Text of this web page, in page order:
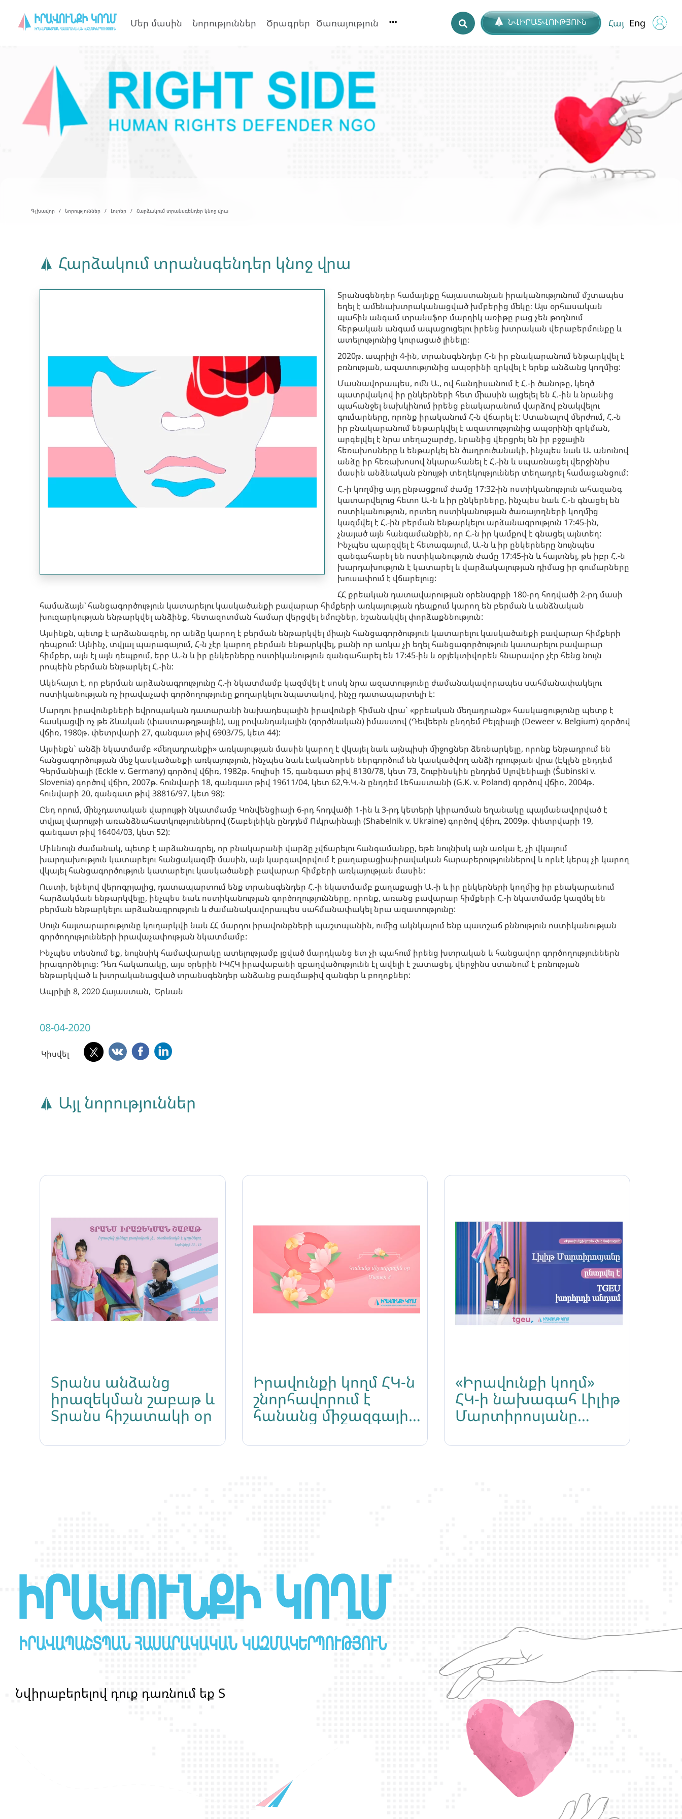
Մեր մասին Նորություններ Ծրագրեր Ծառայություն ՆՎԻՐԱՏՎՈՒԹՅՈՒՆ Հայ Eng
Գլխավոր Նորություններ Լուրեր Հարձակում տրանսգենդեր կնոջ վրա
Հարձակում տրանսգենդեր կնոջ վրա
Տրանսգենդեր համայնքը հայաստանյան իրականությունում մշտապես
եղել է ամենախտրականացված խմբերից մեկը։ Այս օրհասական
պահին անգամ տրանսֆոբ մարդիկ առիթը բաց չեն թողնում
հերթական անգամ ապացուցելու իրենց խտրական վերաբերմունքը և
ատելությունից կուրացած լինելը։
2020թ. ապրիլի 4-ին, տրանսգենդեր Հ-ն իր բնակարանում ենթարկվել է
բռնության, ազատությունից ապօրինի զրկվել է երեք անձանց կողմից:
Մասնավորապես, ոմն Ա., ով հանդիսանում է Հ.-ի ծանոթը, կեղծ
պատրվակով իր ընկերների հետ միասին այցելել են Հ.-ին և նրանից
պահանջել նախկինում իրենց բնակարանում վարձով բնակվելու
գումարները, որոնք իրականում Հ-ն վճարել է: Ստանալով մերժում, Հ.-ն
իր բնակարանում ենթարկվել է ազատությունից ապօրինի զրկման,
արգելվել է նրա տեղաշարժը, նրանից վերցրել են իր բջջային
հեռախոսները և ենթարկել են ծաղրուծանակի, ինչպես նաև Ա. անունով
անձը իր հեռախոսով նկարահանել է Հ.-ին և սպառնացել վերջինիս
մասին անձնական բնույթի տեղեկություններ տեղադրել համացանցում:
Հ.-ի կողմից այդ ընթացքում ժամը 17:32-ին ոստիկանություն ահազանգ
կատարվելուց հետո Ա.-ն և իր ընկերները, ինչպես նաև Հ.-ն գնացել են
ոստիկանություն, որտեղ ոստիկանության ծառայողների կողմից
կազմվել է Հ.-ին բերման ենթարկելու արձանագրություն 17:45-ին,
չնայած այն հանգամանքին, որ Հ.-ն իր կամքով է գնացել այնտեղ:
Ինչպես պարզվել է հետագայում, Ա.-ն և իր ընկերները նույնպես
զանգահարել են ոստիկանություն ժամը 17:45-ին և հայտնել, թե իբր Հ.-ն
խարդախություն է կատարել և վարձակալության դիմաց իր գումարները
խուսափում է վճարելուց:
ՀՀ քրեական դատավարության օրենսգրքի 180-րդ հոդվածի 2-րդ մասի
համաձայն՝ հանցագործություն կատարելու կասկածանքի բավարար հիմքերի առկայության դեպքում կարող են բերման և անձնական
խուզարկության ենթարկվել անձինք, հետազոտման համար վերցվել նմուշներ, նշանակվել փորձաքննություն:
Այսինքն, պետք է արձանագրել, որ անձը կարող է բերման ենթարկվել միայն հանցագործություն կատարելու կասկածանքի բավարար հիմքերի
դեպքում: Այնինչ, տվյալ պարագայում, Հ-ն չէր կարող բերման ենթարկվել, քանի որ առկա չի եղել հանցագործություն կատարելու բավարար
հիմքեր, այն էլ այն դեպքում, երբ Ա.-ն և իր ընկերները ոստիկանություն զանգահարել են 17:45-ին և օբյեկտիվորեն հնարավոր չէր հենց նույն
րոպեին բերման ենթարկել Հ.-ին:
Ակնհայտ է, որ բերման արձանագրությունը Հ.-ի նկատմամբ կազմվել է սոսկ նրա ազատությունը ժամանակավորապես սահմանափակելու
ոստիկանության ոչ իրավաչափ գործողությունը քողարկելու նպատակով, ինչը դատապարտելի է:
Մարդու իրավունքների եվրոպական դատարանի նախադեպային իրավունքի հիման վրա` «քրեական մեղադրանք» հասկացությունը պետք է
հասկացվի ոչ թե ձևական (փաստաթղթային), այլ բովանդակային (գործնական) իմաստով (Դեվեերն ընդդեմ Բելգիայի (Deweer v. Belgium) գործով
վճիռ, 1980թ. փետրվարի 27, գանգատ թիվ 6903/75, կետ 44):
Այսինքն` անձի նկատմամբ «մեղադրանքի» առկայության մասին կարող է վկայել նաև այնպիսի միջոցներ ձեռնարկելը, որոնք ենթադրում են
հանցագործության մեջ կասկածանքի առկայություն, ինչպես նաև էականորեն ներգործում են կասկածվող անձի դրության վրա (Էկլեն ընդդեմ
Գերմանիայի (Eckle v. Germany) գործով վճիռ, 1982թ. հուլիսի 15, գանգատ թիվ 8130/78, կետ 73, Շուբինսկին ընդդեմ Սլովենիայի (Šubinski v.
Slovenia) գործով վճիռ, 2007թ. հունվարի 18, գանգատ թիվ 19611/04, կետ 62,Գ.Կ.-ն ընդդեմ Լեհաստանի (G.K. v. Poland) գործով վճիռ, 2004թ.
հունվարի 20, գանգատ թիվ 38816/97, կետ 98):
Ընդ որում, մինչդատական վարույթի նկատմամբ Կոնվենցիայի 6-րդ հոդվածի 1-ին և 3-րդ կետերի կիրառման եղանակը պայմանավորված է
տվյալ վարույթի առանձնահատկություններով (Շաբելնիկն ընդդեմ Ուկրաինայի (Shabelnik v. Ukraine) գործով վճիռ, 2009թ. փետրվարի 19,
գանգատ թիվ 16404/03, կետ 52):
Միևնույն ժամանակ, պետք է արձանագրել, որ բնակարանի վարձը չվճարելու հանգամանքը, եթե նույնիսկ այն առկա է, չի վկայում
խարդախություն կատարելու հանցակազմի մասին, այն կարգավորվում է քաղաքացիաիրավական հարաբերություններով և որևէ կերպ չի կարող
վկայել հանցագործություն կատարելու կասկածանքի բավարար հիմքերի առկայության մասին:
Ուստի, ելնելով վերոգրյալից, դատապարտում ենք տրանսգենդեր Հ.-ի նկատմամբ քաղաքացի Ա.-ի և իր ընկերների կողմից իր բնակարանում
հարձակման ենթարկվելը, ինչպես նաև ոստիկանության գործողությունները, որոնք, առանց բավարար հիմքերի Հ.-ի նկատմամբ կազմել են
բերման ենթարկելու արձանագրություն և ժամանակավորապես սահմանափակել նրա ազատությունը:
Սույն հայտարարությունը կուղարկվի նաև ՀՀ մարդու իրավունքների պաշտպանին, ումից ակնկալում ենք պատշաճ քննություն ոստիկանության
գործողությունների իրավաչափության նկատմամբ:
Ինչպես տեսնում եք, նույնսիկ համավարակը ատելությամբ լցված մարդկանց ետ չի պահում իրենց խտրական և հանցավոր գործողություններն
իրագործելուց։ Դեռ հակառակը, այս օրերին ԻԿՀԿ իրավաբանի զբաղվածությունն էլ ավելի է շատացել, վերջինս ստանում է բռնության
ենթարկված և խտրականացված տրանսգենդեր անձանց բազմաթիվ զանգեր և բողոքներ:
Ապրիլի 8, 2020 Հայաստան, Երևան
08-04-2020
Կիսվել
Այլ նորություններ
Տրանս անձանց
իրազեկման շաբաթ և
Տրանս հիշատակի օր
Իրավունքի կողմ ՀԿ-ն
շնորհավորում է
հանանց միջազգային
«Իրավունքի կողմ»
ՀԿ-ի նախագահ Լիլիթ
Մարտիրոսյանը
խորհրդի անդամ
Նվիրաբերելով դոք դառնոմ եք Տ